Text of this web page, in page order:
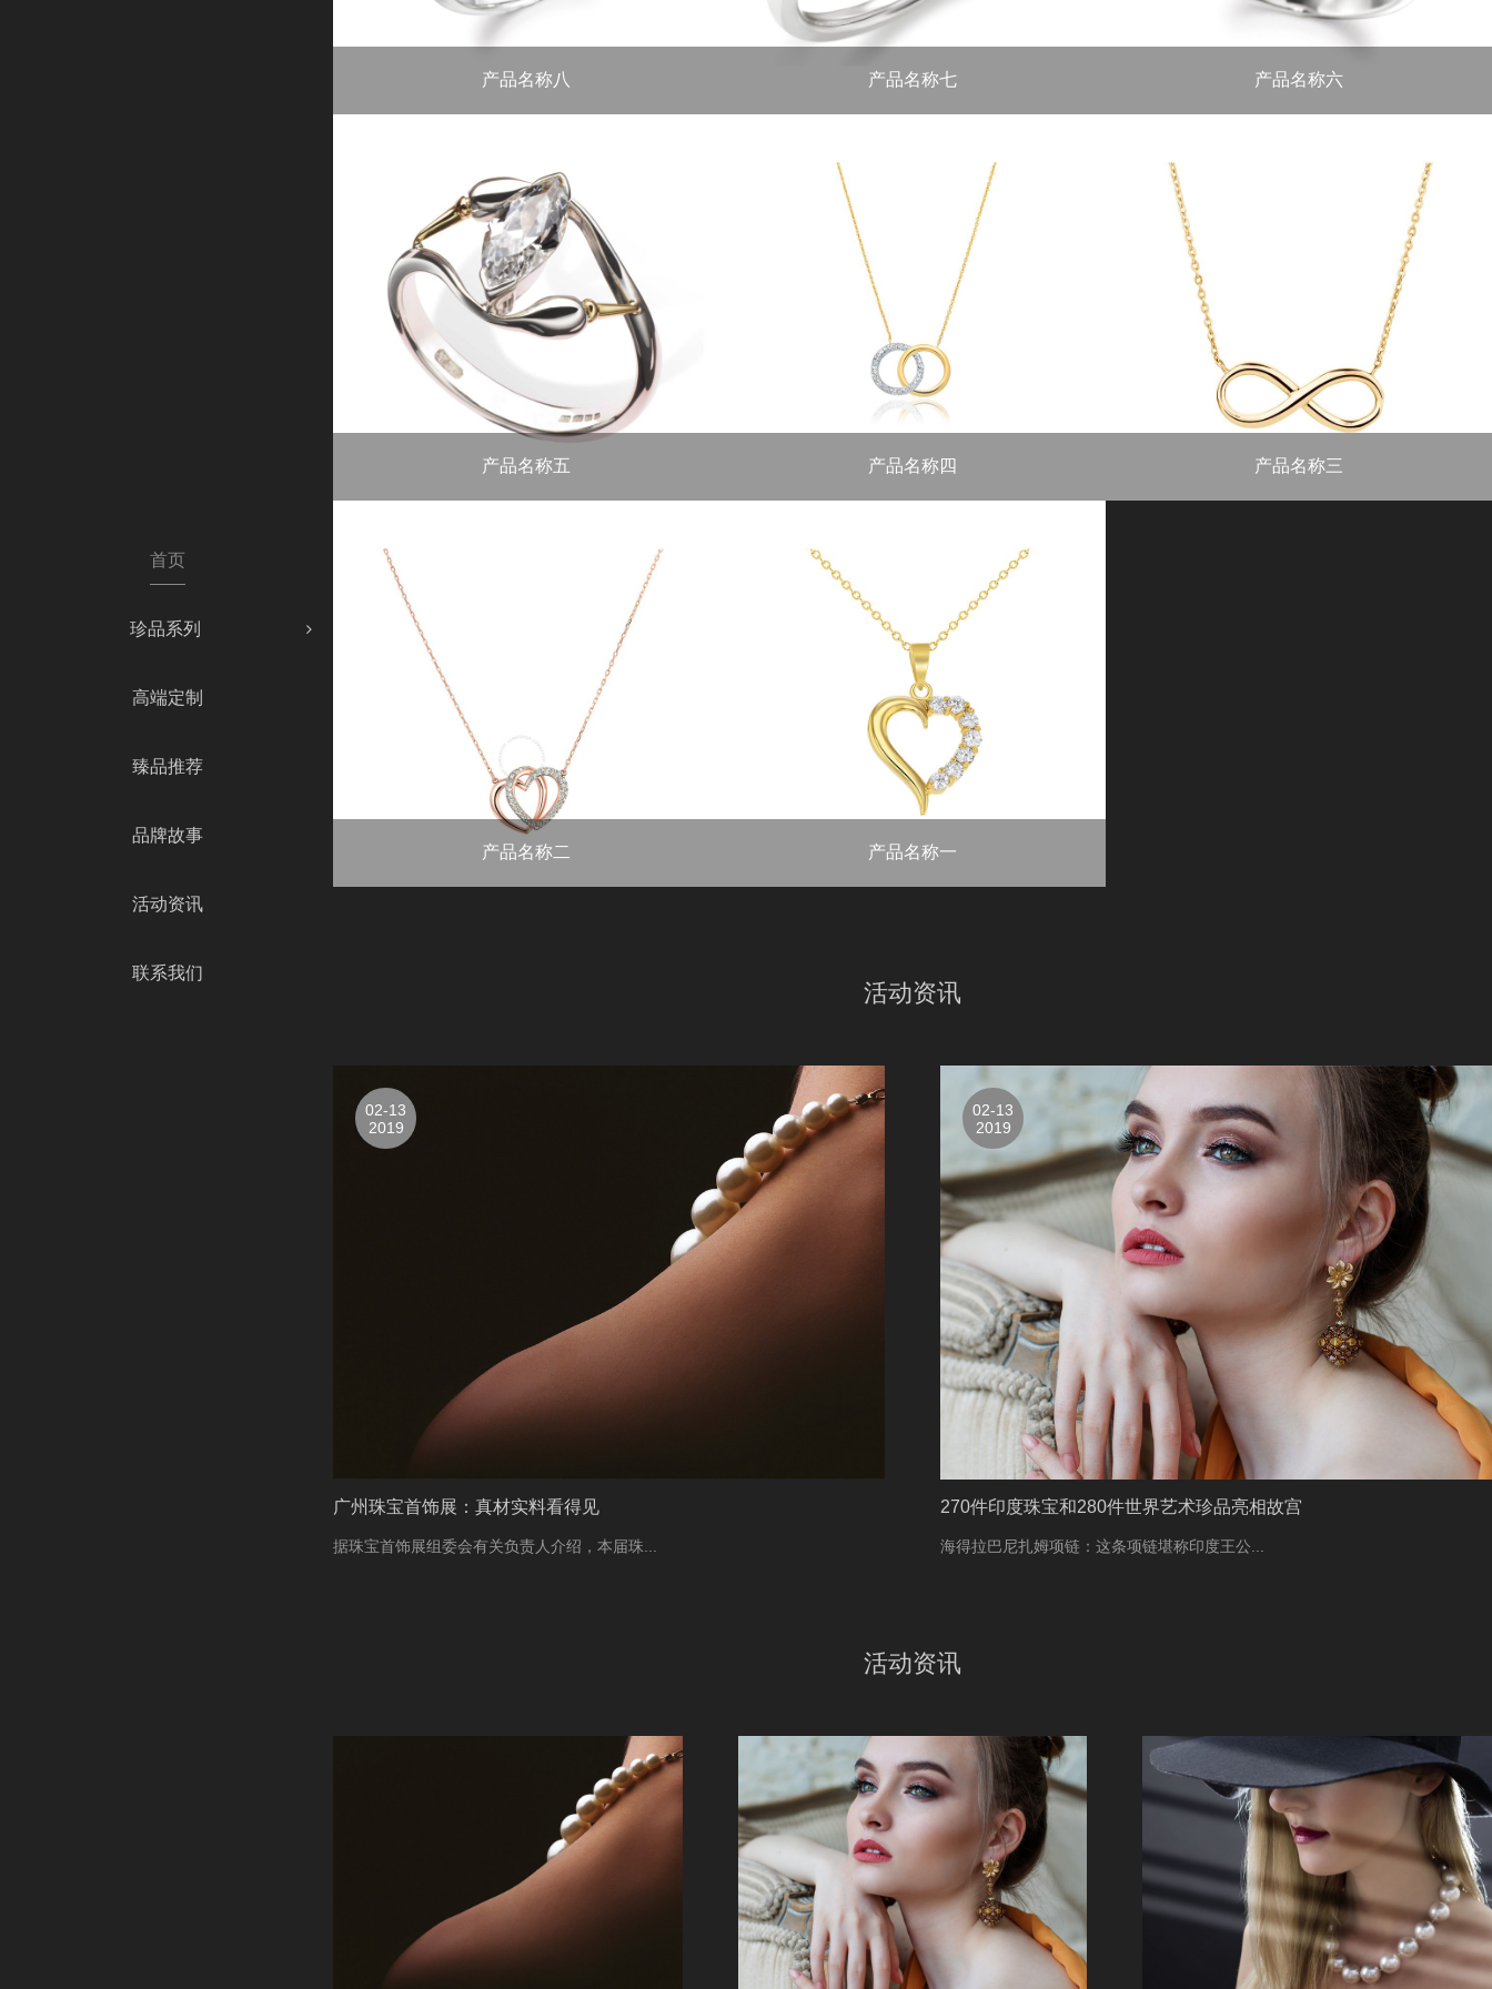
首页
珍品系列
高端定制
臻品推荐
品牌故事
活动资讯
联系我们
产品名称八 产品名称七 产品名称六
产品名称五 产品名称四 产品名称三
产品名称二 产品名称一
活动资讯
02-13
2019
广州珠宝首饰展：真材实料看得见
据珠宝首饰展组委会有关负责人介绍，本届珠...
02-13
2019
270件印度珠宝和280件世界艺术珍品亮相故宫
海得拉巴尼扎姆项链：这条项链堪称印度王公...
活动资讯